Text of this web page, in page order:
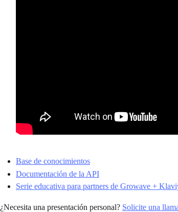
Base de conocimientos
Documentación de la API
Serie educativa para partners de Growave +
¿Necesita una presentación personal? Solicite una